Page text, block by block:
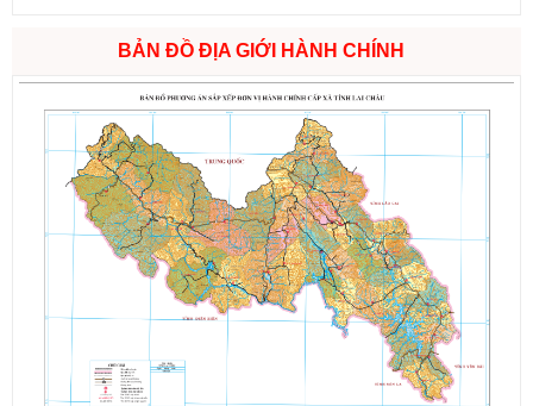
BẢN ĐỒ ĐỊA GIỚI HÀNH CHÍNH